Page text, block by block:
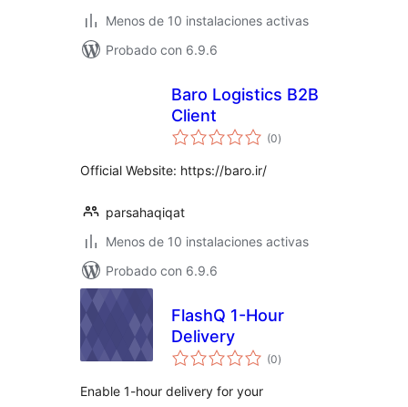
Menos de 10 instalaciones activas
Probado con 6.9.6
Baro Logistics B2B
Client
(0total
de
)
Official Website: https://baro.ir/
parsahaqiqat
Menos de 10 instalaciones activas
Probado con 6.9.6
FlashQ 1-Hour
Delivery
(0total
de
)
Enable 1-hour delivery for your